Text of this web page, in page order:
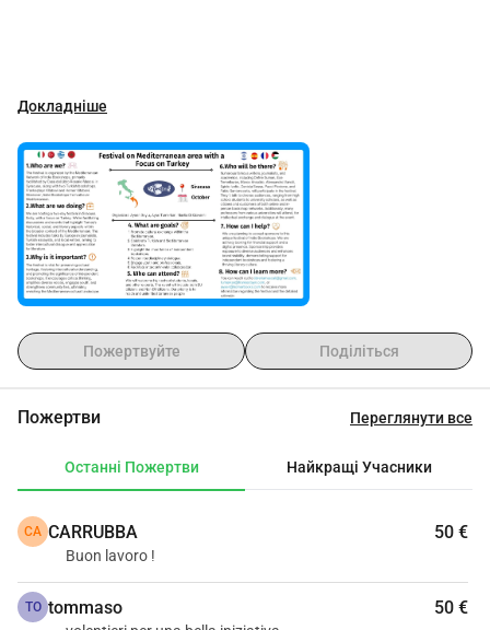
Докладніше
Пожертвуйте Поділіться
Пожертви Переглянути все
Останні Пожертви Найкращі Учасники
CA CARRUBBA 50 €
Buon lavoro !
TO tommaso 50 €